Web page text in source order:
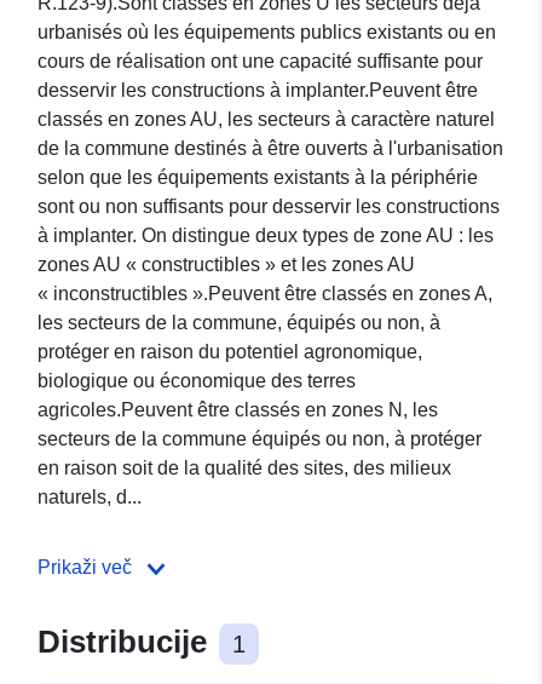
urbanisés où les équipements publics existants ou en
cours de réalisation ont une capacité suffisante pour
desservir les constructions à implanter.Peuvent être
classés en zones AU, les secteurs à caractère naturel
de la commune destinés à être ouverts à l'urbanisation
selon que les équipements existants à la périphérie
sont ou non suffisants pour desservir les constructions
à implanter. On distingue deux types de zone AU : les
zones AU « constructibles » et les zones AU
« inconstructibles ».Peuvent être classés en zones A,
les secteurs de la commune, équipés ou non, à
protéger en raison du potentiel agronomique,
biologique ou économique des terres
agricoles.Peuvent être classés en zones N, les
secteurs de la commune équipés ou non, à protéger
en raison soit de la qualité des sites, des milieux
naturels, d...
Prikaži več
Distribucije 1